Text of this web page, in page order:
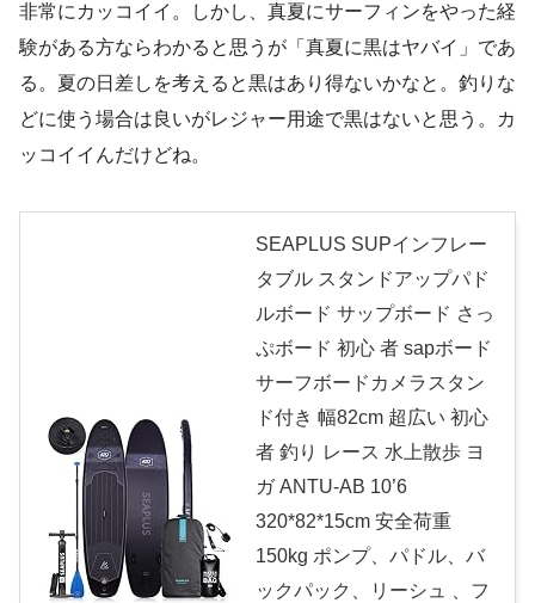
非常にカッコイイ。しかし、真夏にサーフィンをやった経
験がある方ならわかると思うが「真夏に黒はヤバイ」であ
る。夏の日差しを考えると黒はあり得ないかなと。釣りな
どに使う場合は良いがレジャー用途で黒はないと思う。カ
ッコイイんだけどね。
SEAPLUS SUPインフレー
タブル スタンドアップパド
ルボード サップボード さっ
ぷボード 初心 者 sapボード
サーフボードカメラスタン
ド付き 幅82cm 超広い 初心
者 釣り レース 水上散歩 ヨ
ガ ANTU-AB 10’6
320*82*15cm 安全荷重
150kg ポンプ、パドル、バ
ックパック、リーシュ 、フ